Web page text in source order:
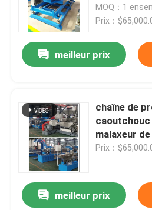
de PE du
MOQ：1
Prix：
meilleur prix
chaîne de
caoutchouc
malaxeur
plastique
Prix：
meilleur prix